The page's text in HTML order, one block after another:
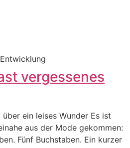
vergessenes
ein lei­ses Wun­der Es ist
aus der Mode gekom­men:
Fünf Buch­sta­ben. Ein kurzer